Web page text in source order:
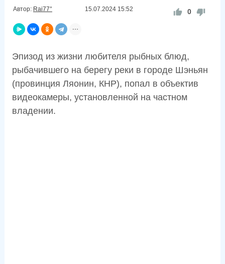
Автор: Rai77° 15.07.2024 15:52 0
Эпизод из жизни любителя рыбных блюд,
рыбачившего на берегу реки в городе Шэньян
(провинция Ляонин, КНР), попал в объектив
видеокамеры, установленной на частном
владении.